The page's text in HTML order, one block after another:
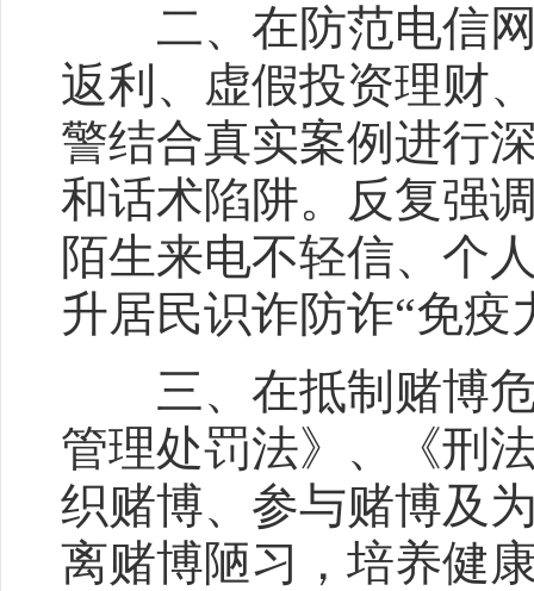
二、在防范电信网
返利、虚假投资理财
警结合真实案例进行
和话术陷阱。反复强
陌生来电不轻信、个
升居民识诈防诈“免疫
三、在抵制赌博危
管理处罚法》、《刑
织赌博、参与赌博及
离赌博陋习，培养健